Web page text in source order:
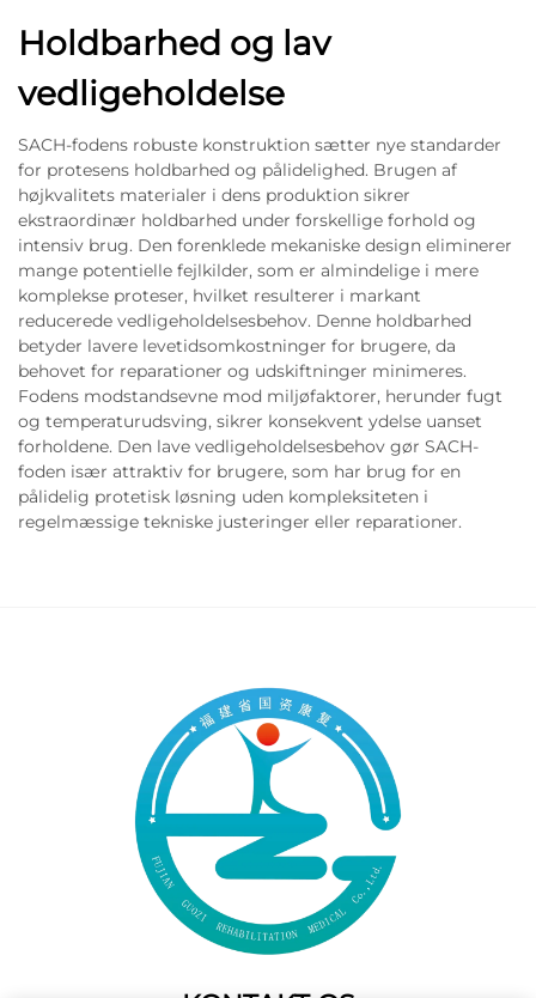
Holdbarhed og lav
vedligeholdelse
SACH-fodens robuste konstruktion sætter nye standarder
for protesens holdbarhed og pålidelighed. Brugen af
højkvalitets materialer i dens produktion sikrer
ekstraordinær holdbarhed under forskellige forhold og
intensiv brug. Den forenklede mekaniske design eliminerer
mange potentielle fejlkilder, som er almindelige i mere
komplekse proteser, hvilket resulterer i markant
reducerede vedligeholdelsesbehov. Denne holdbarhed
betyder lavere levetidsomkostninger for brugere, da
behovet for reparationer og udskiftninger minimeres.
Fodens modstandsevne mod miljøfaktorer, herunder fugt
og temperaturudsving, sikrer konsekvent ydelse uanset
forholdene. Den lave vedligeholdelsesbehov gør SACH-
foden især attraktiv for brugere, som har brug for en
pålidelig protetisk løsning uden kompleksiteten i
regelmæssige tekniske justeringer eller reparationer.